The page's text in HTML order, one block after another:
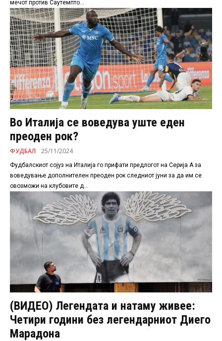
мечот против Саутемпто...
Во Италија се воведува уште еден
преоден рок?
ФУДБАЛ 25/11/2024
Фудбалскиот сојуз на Италија го прифати предлогот на Серија А за
воведување дополнителен преоден рок следниот јуни за да им се
овозможи на клубовите д...
(ВИДЕО) Легендата и натаму живее:
Четири години без легендарниот Диего
Марадона